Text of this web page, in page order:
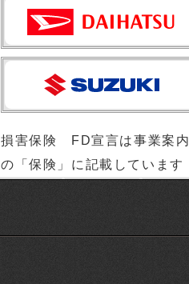
損害保険 FD宣言は事業案内
の「保険」に記載しています